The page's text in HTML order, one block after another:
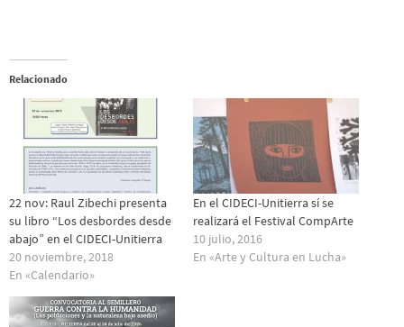
Relacionado
22 nov: Raul Zibechi presenta
su libro “Los desbordes desde
abajo” en el CIDECI-Unitierra
20 noviembre, 2018
En «Calendario»
En el CIDECI-Unitierra sí se
realizará el Festival CompArte
10 julio, 2016
En «Arte y Cultura en Lucha»